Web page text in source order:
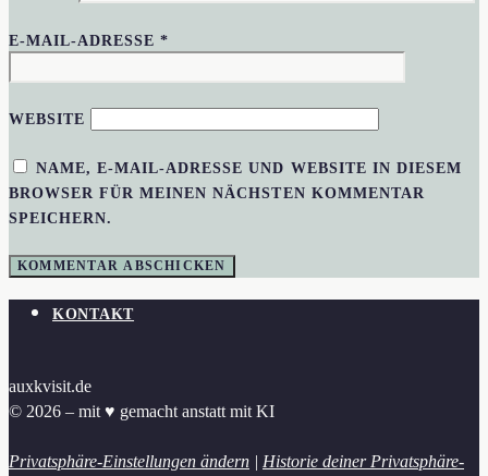
E-MAIL-ADRESSE*
WEBSITE
NAME, E-MAIL-ADRESSE UND WEBSITE IN DIESEM
BROWSER FÜR MEINEN NÄCHSTEN KOMMENTAR
SPEICHERN.
KONTAKT
auxkvisit.de
© 2026 – mit ♥︎ gemacht anstatt mit KI
Privatsphäre-Einstellungen ändern | Historie deiner Privatsphäre-